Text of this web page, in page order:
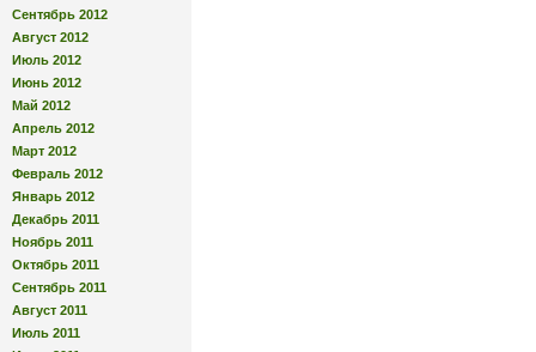
Сентябрь 2012
Август 2012
Июль 2012
Июнь 2012
Май 2012
Апрель 2012
Март 2012
Февраль 2012
Январь 2012
Декабрь 2011
Ноябрь 2011
Октябрь 2011
Сентябрь 2011
Август 2011
Июль 2011